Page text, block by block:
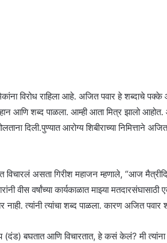
विरोध राहिला आहे. अजित पवार हे शब्दाचे
आणि शब्द पाळला. आम्ही आता मित्र झालो
दिली.पुण्यात आरोग्य शिबीराच्या निमित्ताने
विचारलं असता गिरीश महाजन म्हणाले, “आज
वीस वर्षांच्या कार्यकाळात माझ्या मतदारसंघासाठी
नाही. त्यांनी त्यांचा शब्द पाळला. कारण अजित
बघतात आणि विचारतात, हे कसं केलं? मी त्यांना